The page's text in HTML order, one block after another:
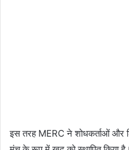
इस तरह MERC ने शोधकर्ताओं और